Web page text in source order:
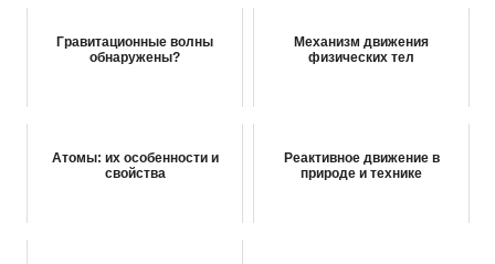
Гравитационные волны
обнаружены?
Механизм движения
физических тел
Атомы: их особенности и
свойства
Реактивное движение в
природе и технике